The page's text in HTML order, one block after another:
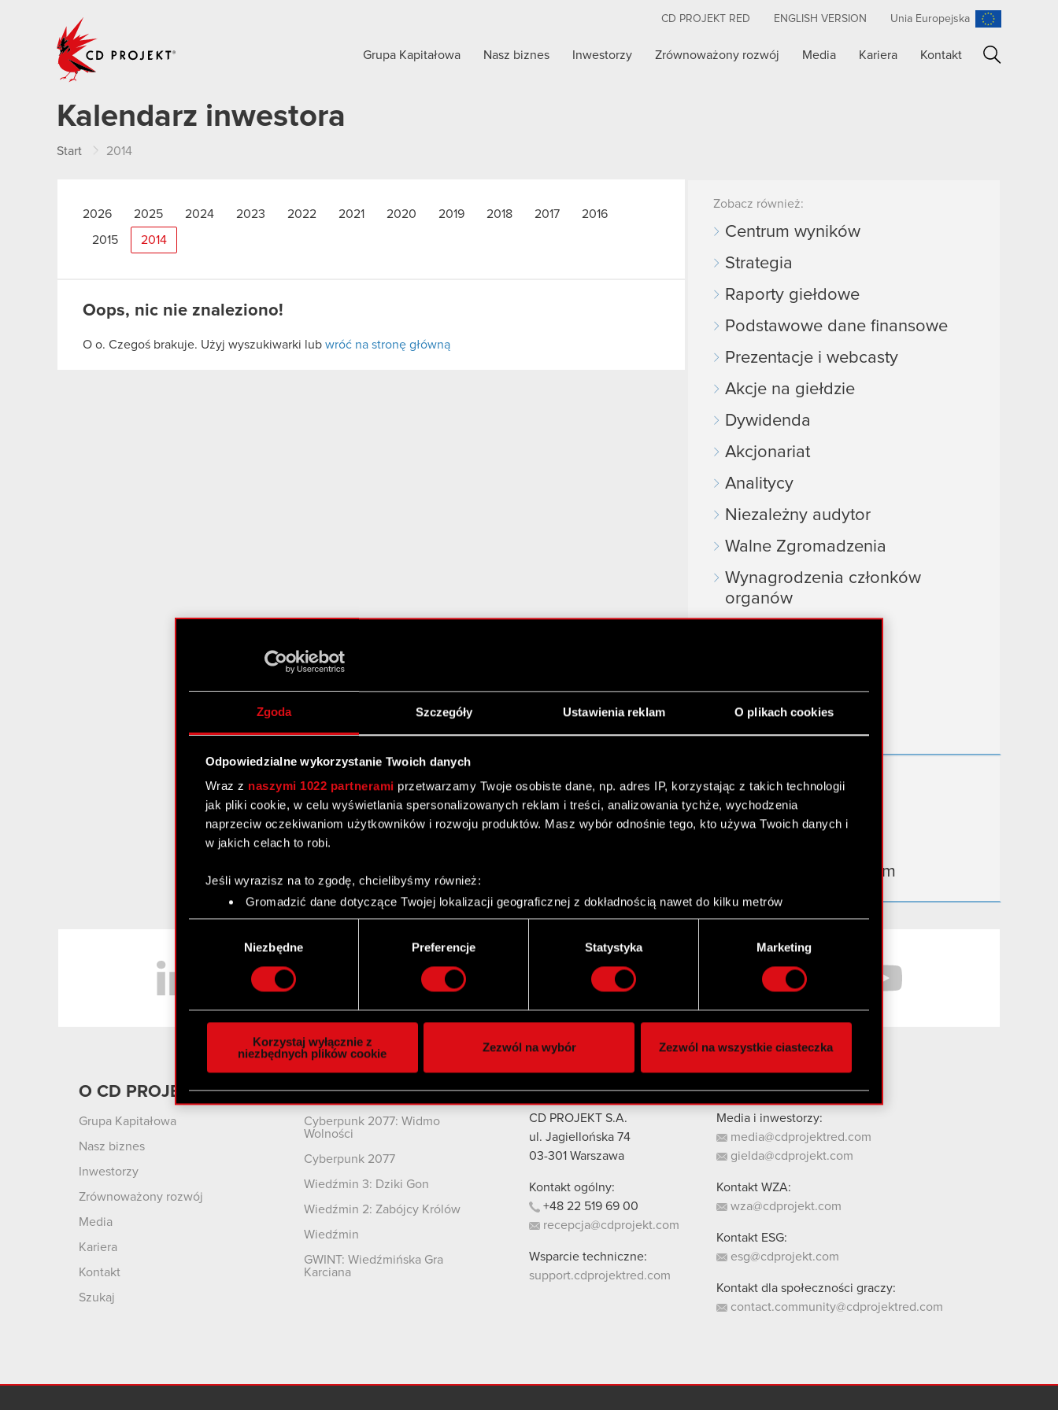
Zgoda Szczegóły Ustawienia reklam O plikach cookies
Odpowiedzialne wykorzystanie Twoich danych
Wraz z naszymi 1022 partnerami przetwarzamy Twoje osobiste dane, np. adres IP, korzystając z takich technologii
jak pliki cookie, w celu wyświetlania spersonalizowanych reklam i treści, analizowania tychże, wychodzenia
naprzeciw oczekiwaniom użytkowników i rozwoju produktów. Masz wybór odnośnie tego, kto używa Twoich danych i
w jakich celach to robi.
Jeśli wyrazisz na to zgodę, chcielibyśmy również:
Gromadzić dane dotyczące Twojej lokalizacji geograficznej z dokładnością nawet do kilku metrów
Identyfikować Twoje urządzenie, aktywnie analizując charakteryzującego je zbiory danych (fingerprinting,
Dowiedz się więcej odnośnie tego, jak Twoje osobiste dane są przetwarzane oraz ustaw własne preferencje w
szczegółów . W Deklaracji plików cookie możesz zmienić lub wycofać swoją zgodę w dowolnej chwili.
Wykorzystujemy pliki cookie do spersonalizowania treści i reklam, aby oferować funkcje społecznościowe i
społecznościowym, reklamowym i analitycznym. Partnerzy mogą połączyć te informacje z innymi danymi
otrzymanymi od Ciebie lub uzyskanymi podczas korzystania z ich usług. Kontynuując korzystanie z naszej witryny,
zgadasz się na używanie plików cookie.
Niezbędne Preferencje Statystyka Marketing
Korzystaj wyłącznie z
niezbędnych plików cookie
Zezwól na wybór Zezwól na wszystkie ciasteczka
CD PROJEKT RED ENGLISH VERSION Unia Europejska
Grupa Kapitałowa Nasz biznes Inwestorzy Zrównoważony rozwój Media Kariera Kontakt
Kalendarz inwestora
Start 2014
2026 2025 2024 2023 2022 2021 2020 2019 2018 2017 2016
2015 2014
Oops, nic nie znaleziono!
O o. Czegoś brakuje. Użyj wyszukiwarki lub wróć na stronę główną
Zobacz również:
Centrum wyników
Strategia
Raporty giełdowe
Podstawowe dane finansowe
Prezentacje i webcasty
Akcje na giełdzie
Dywidenda
Akcjonariat
Analitycy
Niezależny audytor
Walne Zgromadzenia
Wynagrodzenia członków
organów
Przydatne linki
Kontakt IR
Dowiedz się więcej:
thewitcher.com
gear.cdprojektred.com
Facebook
O CD PROJEKT
Grupa Kapitałowa
Nasz biznes
Inwestorzy
Zrównoważony rozwój
Media
Kariera
Kontakt
Szukaj
Produkty
Cyberpunk 2077: Widmo
Wolności
Cyberpunk 2077
Wiedźmin 3: Dziki Gon
Wiedźmin 2: Zabójcy Królów
Wiedźmin
GWINT: Wiedźmińska Gra
Karciana
Kontakt
CD PROJEKT S.A.
ul. Jagiellońska 74
03-301 Warszawa
Kontakt ogólny:
+48 22 519 69 00
recepcja@cdprojekt.com
Wsparcie techniczne:
support.cdprojektred.com
Media i inwestorzy:
media@cdprojektred.com
gielda@cdprojekt.com
Kontakt WZA:
wza@cdprojekt.com
Kontakt ESG:
esg@cdprojekt.com
Kontakt dla społeczności graczy:
contact.community@cdprojektred.com